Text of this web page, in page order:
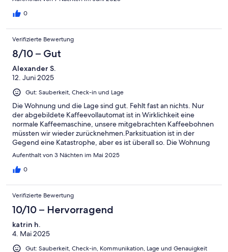
vorbei gebracht, wir konnten keine normalen Programme
sonst kann der dazugehörige Parkplatz in der TG nicht benutzt
werden und ein Parkplatz in Niendorf muss gesucht werden.Alls
in allem durften wir eine schöne Woche in Niendorf verbringen.
0
Verifizierte Bewertung
8/10 – Gut
Alexander S.
12. Juni 2025
Gut: Sauberkeit, Check-in und Lage
Die Wohnung und die Lage sind gut. Fehlt fast an nichts. Nur
der abgebildete Kaffeevollautomat ist in Wirklichkeit eine
normale Kaffeemaschine, unsere mitgebrachten Kaffeebohnen
müssten wir wieder zurücknehmen.Parksituation ist in der
Gegend eine Katastrophe, aber es ist überall so. Die Wohnung
hat zwar einen Tiefgaragenplatz, ABER mit Autolift, also die 3m
dementsprechend nur für Autos unter 1,5m Höhe! p.s. bitte
Bewertung ist bei "Maps".
Aufenthalt von 3 Nächten im Mai 2025
0
Verifizierte Bewertung
10/10 – Hervorragend
katrin h.
4. Mai 2025
Gut: Sauberkeit, Check-in, Kommunikation, Lage und Genauigkeit